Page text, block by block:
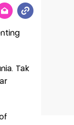
Tak